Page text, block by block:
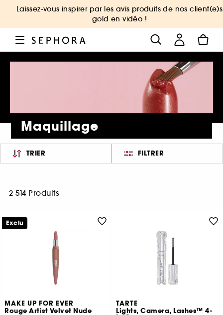
Laissez-vous inspirer par les avis produits de nos client(e)s
gold en vidéo !
Maquillage
TRIER FILTRER
2 514 Produits
MAKE UP FOR EVER
Rouge Artist Velvet Nude
Exclu
TARTE
Lights, Camera, Lashes™ 4-